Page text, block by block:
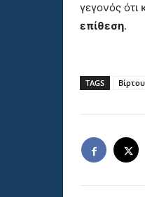
γεγονός ότι
επίθεση.
TAGS